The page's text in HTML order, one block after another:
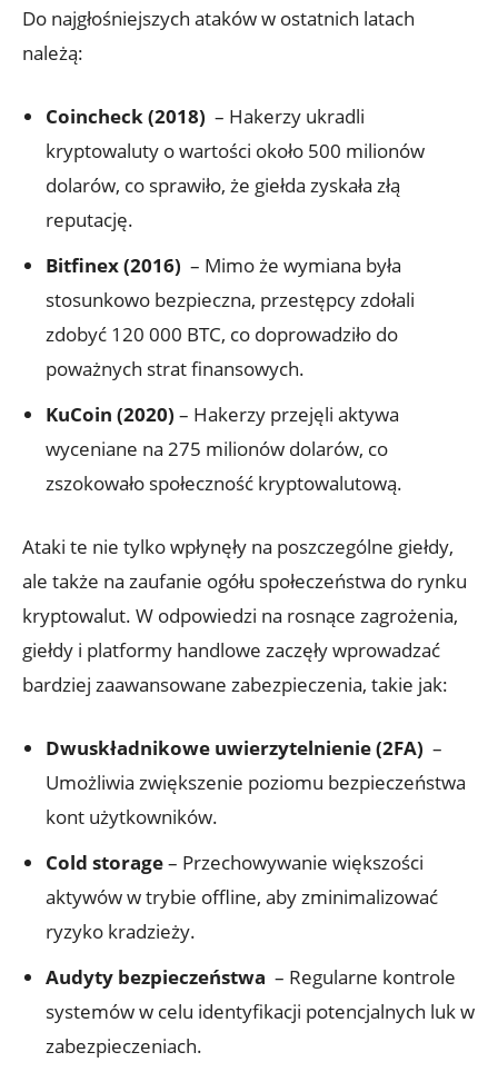
Do najgłośniejszych ataków w‌ ostatnich latach
należą:
Coincheck‌ (2018) ⁢ – Hakerzy ukradli
kryptowaluty o⁢ wartości około 500 milionów
dolarów, co sprawiło, że giełda zyskała złą⁤
reputację.
Bitfinex (2016) ‌ – Mimo że wymiana była⁢
stosunkowo bezpieczna, przestępcy zdołali
zdobyć 120 ⁣000 BTC,‌ co doprowadziło do
poważnych strat finansowych.
KuCoin⁢ (2020) – Hakerzy przejęli​ aktywa
wyceniane na 275 milionów⁤ dolarów, co
zszokowało społeczność kryptowalutową.
Ataki te nie ​tylko wpłynęły na poszczególne giełdy,
ale także⁤ na zaufanie ogółu⁤ społeczeństwa⁤ do rynku
kryptowalut. W odpowiedzi‍ na rosnące zagrożenia,
giełdy ‌i platformy⁢ handlowe zaczęły ​wprowadzać
bardziej ⁤zaawansowane ⁢zabezpieczenia, takie jak:
Dwuskładnikowe uwierzytelnienie⁢ (2FA) ​ –
Umożliwia zwiększenie poziomu bezpieczeństwa
kont użytkowników.
Cold⁣ storage– Przechowywanie większości
⁢aktywów w trybie offline, aby zminimalizować
ryzyko kradzieży.
Audyty​ bezpieczeństwa ⁤ – Regularne kontrole
systemów w⁢ celu identyfikacji⁣ potencjalnych luk w
zabezpieczeniach.